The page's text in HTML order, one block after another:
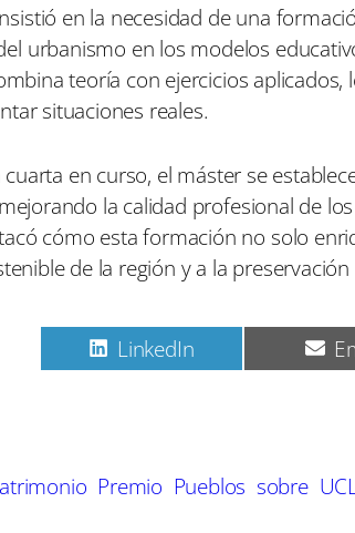
en la necesidad de una
urbanismo en los modelos
teoría con ejercicios aplicados,
situaciones reales.
en curso, el máster se
la calidad profesional de los
cómo esta formación no solo
de la región y a la
C
o
i
LinkedIn C
o
t
i
Premio Pueblos sobre